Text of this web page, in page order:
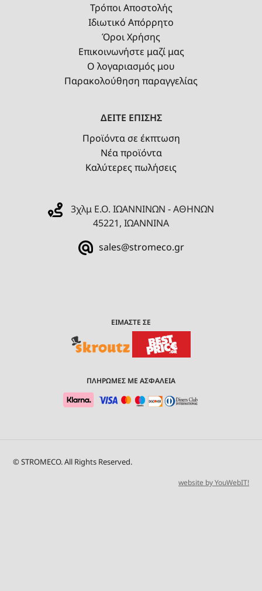
Τρόποι Αποστολής
Ιδιωτικό Απόρρητο
Όροι Χρήσης
Επικοινωνήστε μαζί μας
Ο λογαριασμός μου
Παρακολούθηση παραγγελίας
ΔΕΙΤΕ ΕΠΙΣΗΣ
Προϊόντα σε έκπτωση
Νέα προϊόντα
Καλύτερες πωλήσεις
3χλμ Ε.Ο. ΙΩΑΝΝΙΝΩΝ - ΑΘΗΝΩΝ
45221, ΙΩΑΝΝΙΝΑ
sales@stromeco.gr
ΕΙΜΑΣΤΕ ΣΕ
ΠΛΗΡΩΜΕΣ ΜΕ ΑΣΦΑΛΕΙΑ
© STROMECO. All Rights Reserved.
website by YouWebIT!